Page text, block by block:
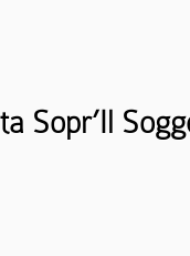
Sopr’Il